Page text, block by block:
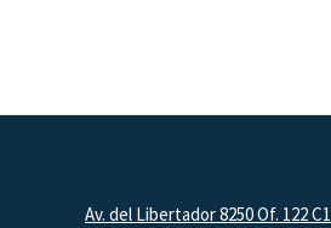
FooterAv. del Libertador 8250 Of. 122